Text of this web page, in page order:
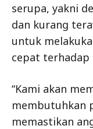
serupa, yakni
dan kurang
untuk
cepat terhadap
“Kami akan
membutuhkan
memastikan